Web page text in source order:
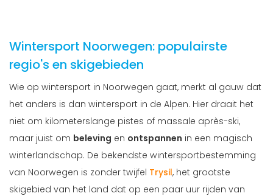
Wintersport Noorwegen: populairste
regio's en skigebieden
Wie op wintersport in Noorwegen gaat, merkt al gauw dat
het anders is dan wintersport in de Alpen. Hier draait het
niet om kilometerslange pistes of massale après-ski,
maar juist om beleving en ontspannen in een magisch
winterlandschap. De bekendste wintersportbestemming
van Noorwegen is zonder twijfel Trysil, het grootste
skigebied van het land dat op een paar uur rijden van